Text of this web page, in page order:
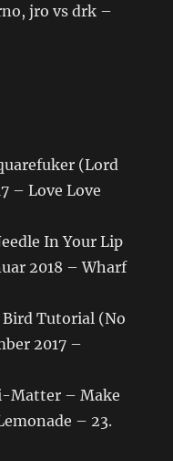
jro vs drk –
(Lord
– Love Love
In Your Lip
2018 – Wharf
Bird Tutorial (No
2017 –
Matter – Make
– 23.